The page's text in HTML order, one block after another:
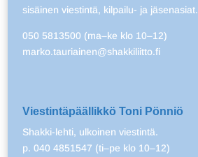
sisäinen viestintä, kilpailu- ja jäsenasiat.
050 5813500 (ma–ke klo 10–12)
marko.tauriainen@shakkiliitto.fi
Viestintäpäällikkö Toni Pönniö
Shakki-lehti, ulkoinen viestintä.
p. 040 4851547 (ti–pe klo 10–12)